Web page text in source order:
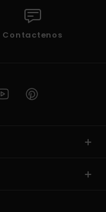
Contactenos